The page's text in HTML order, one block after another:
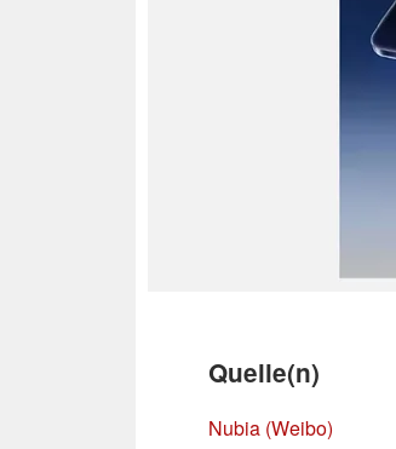
Quelle(n)
Nubia (Weibo)